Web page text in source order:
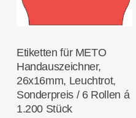
In Den
Warenkorb
Etiketten für METO
Handauszeichner,
26x16mm, Leuchtrot,
Sonderpreis / 6 Rollen á
1.200 Stück